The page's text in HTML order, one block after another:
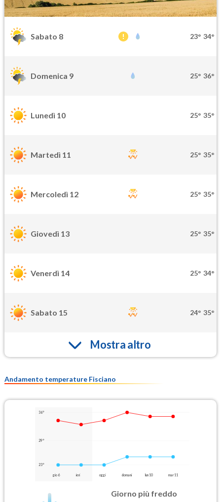
Sabato 8 23° 34°
Domenica 9 25° 36°
Lunedì 10 25° 35°
Martedì 11 25° 35°
Mercoledì 12 25° 35°
Giovedì 13 25° 35°
Venerdì 14 25° 34°
Sabato 15 24° 35°
Mostra altro
Andamento temperature Fisciano
36°
29°
23°
gio 6 ieri oggi domani lun 10 mar 11
Giorno più freddo